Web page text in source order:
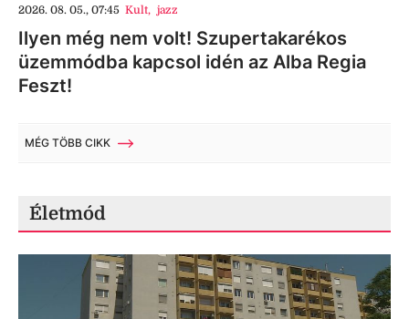
2026. 08. 05., 07:45 Kult, jazz
Ilyen még nem volt! Szupertakarékos
üzemmódba kapcsol idén az Alba Regia
Feszt!
MÉG TÖBB CIKK
Életmód